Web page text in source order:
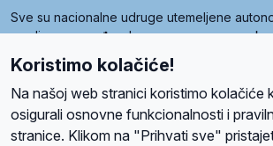
Sve su nacionalne udruge utemeljene
zemljama, a međusobna su povezane
pod nazivom Svjetska obitelj Radio Marije
Radio Maria). Svjetsku obitelj utemeljilo je
kojima je i hrvatska Udruga Radio Marija.
Koristimo kolačiće!
Na našoj web stranici koristimo kolačiće
osigurali osnovne funkcionalnosti i
stranice. Klikom na "Prihvati sve"